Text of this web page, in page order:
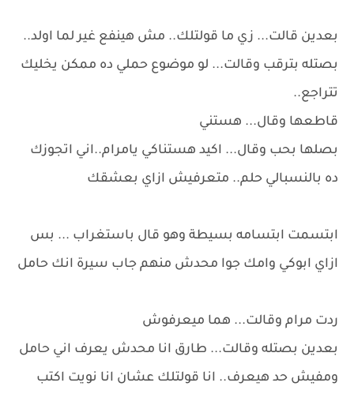
بعدين قالت... زي ما قولتلك.. مش هينفع غير لما اولد..
بصتله بترقب وقالت... لو موضوع حملي ده ممكن يخليك
تتراجع..
قاطعها وقال... هستني
بصلها بحب وقال... اكيد هستناكي يامرام..اني اتجوزك
ده بالنسبالي حلم.. متعرفيش ازاي بعشقك
ابتسمت ابتسامه بسيطة وهو قال باستغراب ... بس
ازاي ابوكي وامك جوا محدش منهم جاب سيرة انك حامل
ردت مرام وقالت... هما ميعرفوش
بعدين بصتله وقالت... طارق انا محدش يعرف اني حامل
ومفيش حد هيعرف.. انا قولتلك عشان انا نويت اكتب